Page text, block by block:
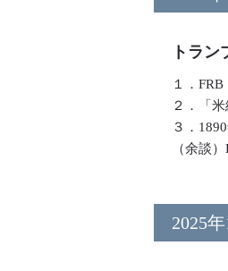
トラ
１．
２．「
３．
（余談
2025